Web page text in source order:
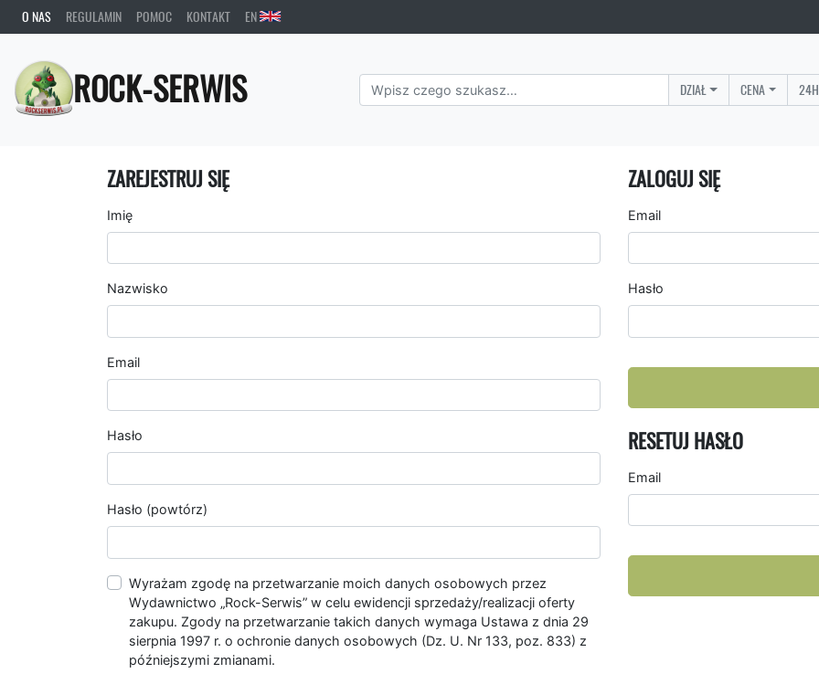
O NAS REGULAMIN POMOC KONTAKT EN
ROCK-SERWIS DZIAŁ CENA
ZAREJESTRUJ SIĘ
Imię
Nazwisko
Email
Hasło
Hasło (powtórz)
Wyrażam zgodę na przetwarzanie moich danych osobowych przez
Wydawnictwo „Rock-Serwis” w celu ewidencji sprzedaży/realizacji oferty
zakupu. Zgody na przetwarzanie takich danych wymaga Ustawa z dnia 29
sierpnia 1997 r. o ochronie danych osobowych (Dz. U. Nr 133, poz. 833) z
późniejszymi zmianami.
ZALOGUJ SIĘ
Email
Hasło
RESETUJ HASŁO
Email